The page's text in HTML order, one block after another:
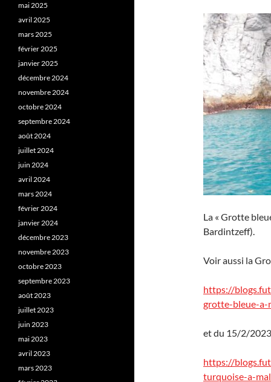
La « Grotte
Bardintzeff).
Voir aussi la
https://
grotte-bleue-a-
et du 15/2/
https://
turquoise-a-
mai 2025
avril 2025
mars 2025
février 2025
janvier 2025
décembre 2024
novembre 2024
octobre 2024
septembre 2024
août 2024
juillet 2024
juin 2024
avril 2024
mars 2024
février 2024
janvier 2024
décembre 2023
novembre 2023
octobre 2023
septembre 2023
août 2023
juillet 2023
juin 2023
mai 2023
avril 2023
mars 2023